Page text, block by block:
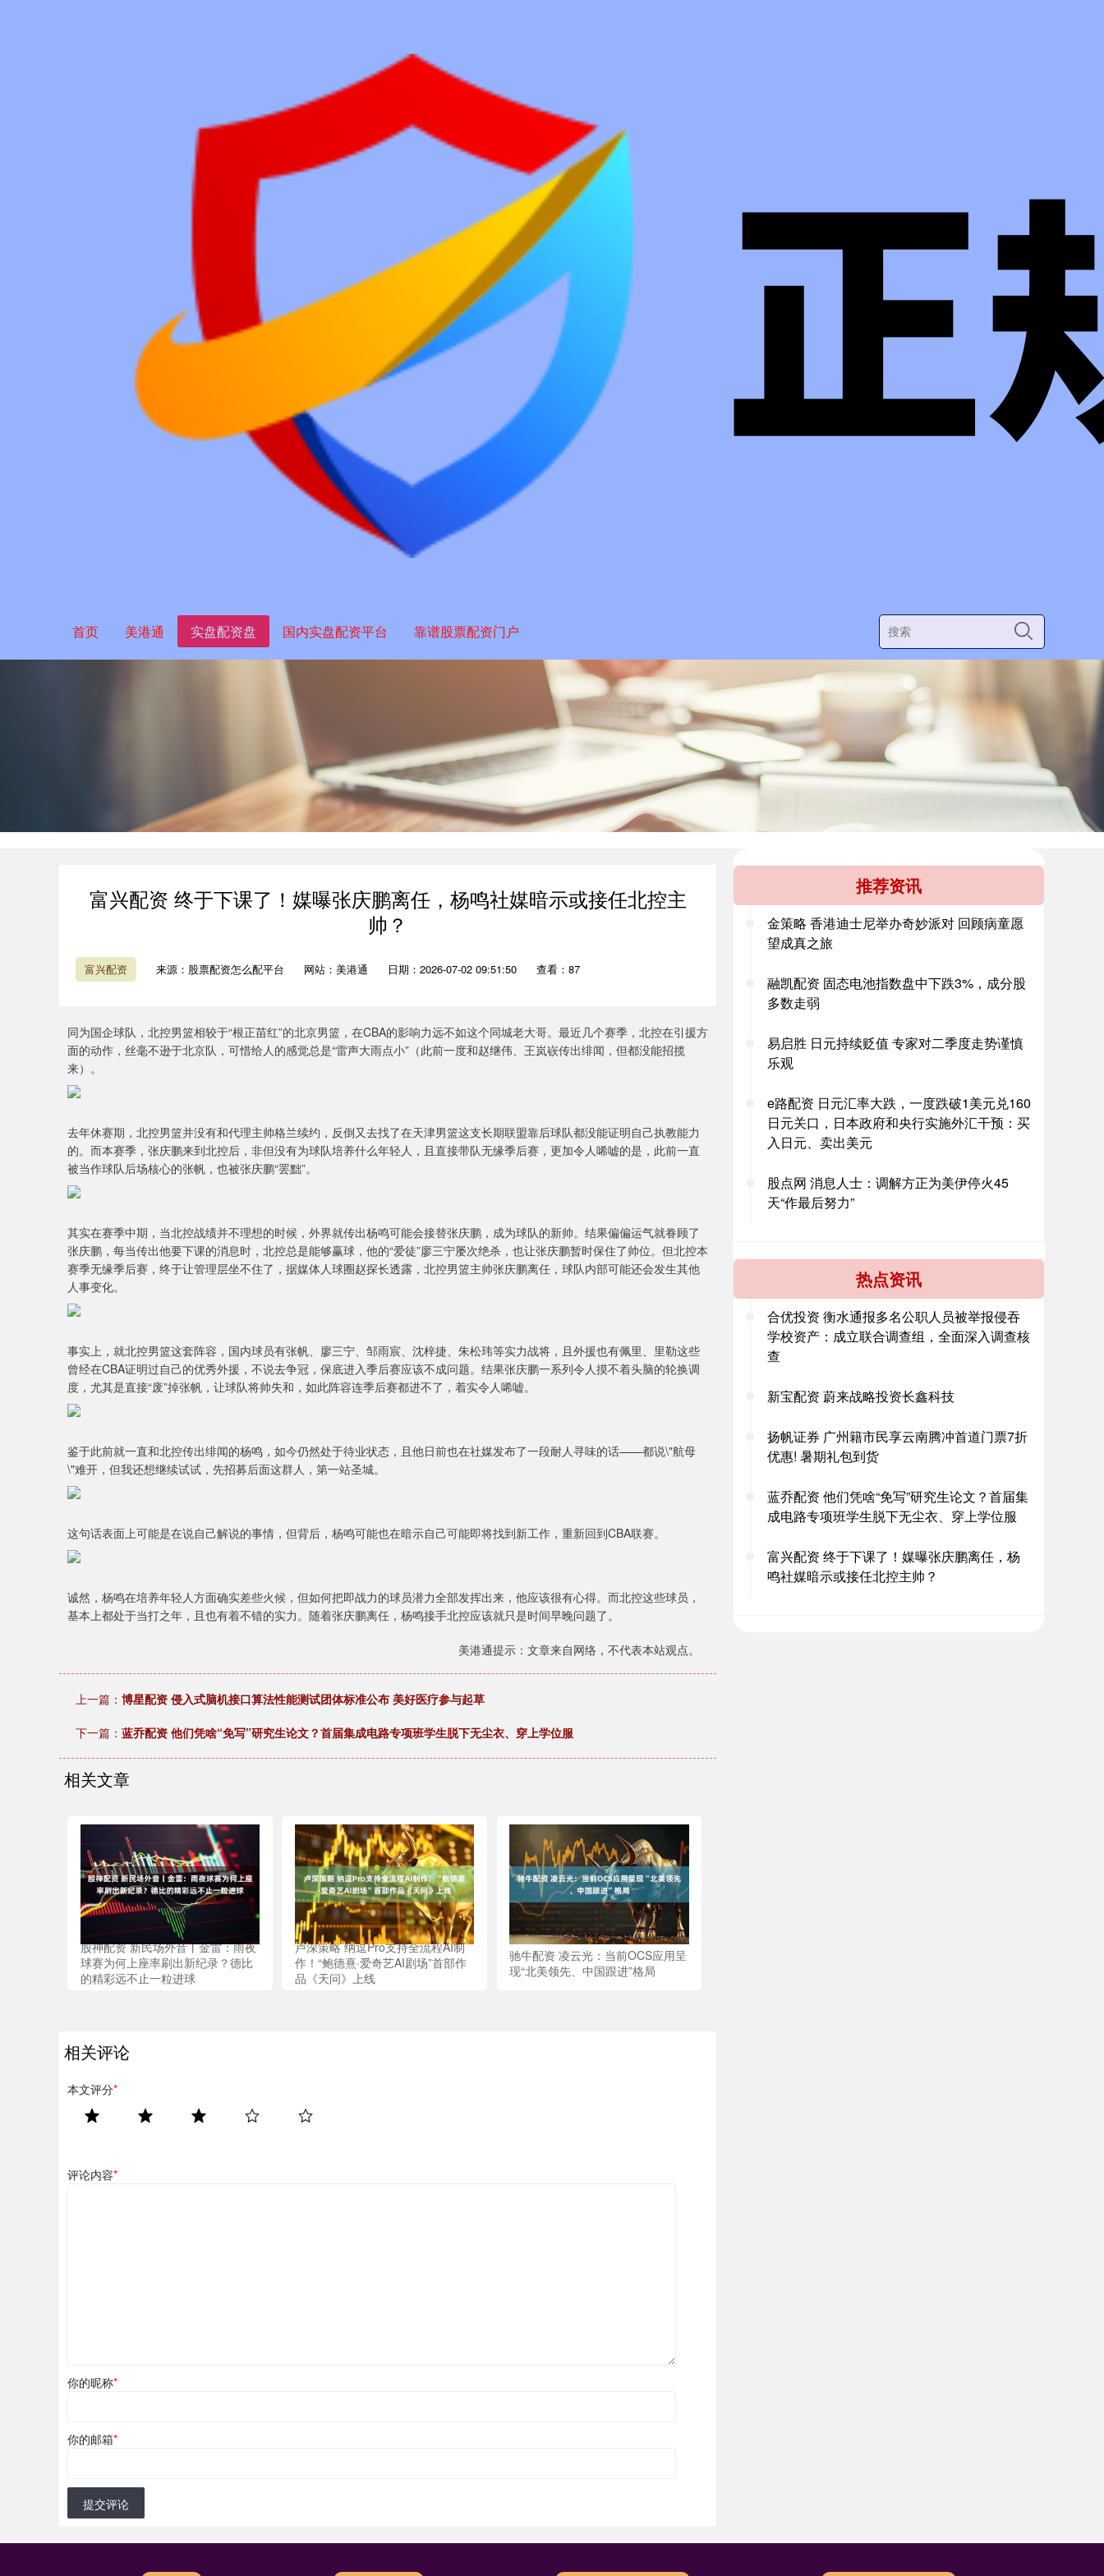
首页 美港通 实盘配资盘 国内实盘配资平台 靠谱股票配资门户
富兴配资 终于下课了！媒曝张庆鹏离任，杨鸣社媒暗示或接任北控主
帅？
富兴配资 来源：股票配资怎么配平台 网站：美港通 日期：2026-07-02 09:51:50 查看：87
同为国企球队，北控男篮相较于“根正苗红”的北京男篮，在CBA的影响力远不如这个同城老大哥。最近几个赛季，北控在引援方
面的动作，丝毫不逊于北京队，可惜给人的感觉总是“雷声大雨点小”（此前一度和赵继伟、王岚嵚传出绯闻，但都没能招揽
来）。
去年休赛期，北控男篮并没有和代理主帅格兰续约，反倒又去找了在天津男篮这支长期联盟靠后球队都没能证明自己执教能力
的。而本赛季，张庆鹏来到北控后，非但没有为球队培养什么年轻人，且直接带队无缘季后赛，更加令人唏嘘的是，此前一直
被当作球队后场核心的张帆，也被张庆鹏“罢黜”。
其实在赛季中期，当北控战绩并不理想的时候，外界就传出杨鸣可能会接替张庆鹏，成为球队的新帅。结果偏偏运气就眷顾了
张庆鹏，每当传出他要下课的消息时，北控总是能够赢球，他的“爱徒”廖三宁屡次绝杀，也让张庆鹏暂时保住了帅位。但北控本
赛季无缘季后赛，终于让管理层坐不住了，据媒体人球圈赵探长透露，北控男篮主帅张庆鹏离任，球队内部可能还会发生其他
人事变化。
事实上，就北控男篮这套阵容，国内球员有张帆、廖三宁、邹雨宸、沈梓捷、朱松玮等实力战将，且外援也有佩里、里勒这些
曾经在CBA证明过自己的优秀外援，不说去争冠，保底进入季后赛应该不成问题。结果张庆鹏一系列令人摸不着头脑的轮换调
度，尤其是直接“废”掉张帆，让球队将帅失和，如此阵容连季后赛都进不了，着实令人唏嘘。
鉴于此前就一直和北控传出绯闻的杨鸣，如今仍然处于待业状态，且他日前也在社媒发布了一段耐人寻味的话——都说\"航母
\"难开，但我还想继续试试，先招募后面这群人，第一站圣城。
这句话表面上可能是在说自己解说的事情，但背后，杨鸣可能也在暗示自己可能即将找到新工作，重新回到CBA联赛。
诚然，杨鸣在培养年轻人方面确实差些火候，但如何把即战力的球员潜力全部发挥出来，他应该很有心得。而北控这些球员，
基本上都处于当打之年，且也有着不错的实力。随着张庆鹏离任，杨鸣接手北控应该就只是时间早晚问题了。
美港通提示：文章来自网络，不代表本站观点。
上一篇： 博星配资 侵入式脑机接口算法性能测试团体标准公布 美好医疗参与起草
下一篇： 蓝乔配资 他们凭啥“免写”研究生论文？首届集成电路专项班学生脱下无尘衣、穿上学位服
相关文章
股神配资 新民场外音丨金雷：雨夜
球赛为何上座率刷出新纪录？德比
的精彩远不止一粒进球
卢深策略 纳逗Pro支持全流程AI制
作！“鲍德熹·爱奇艺AI剧场”首部作
品《天问》上线
驰牛配资 凌云光：当前OCS应用呈
现“北美领先、中国跟进”格局
相关评论
本文评分*
评论内容*
你的昵称*
你的邮箱*
提交评论
推荐资讯
金策略 香港迪士尼举办奇妙派对 回顾病童愿
望成真之旅
融凯配资 固态电池指数盘中下跌3%，成分股
多数走弱
易启胜 日元持续贬值 专家对二季度走势谨慎
乐观
e路配资 日元汇率大跌，一度跌破1美元兑160
日元关口，日本政府和央行实施外汇干预：买
入日元、卖出美元
股点网 消息人士：调解方正为美伊停火45
天“作最后努力”
热点资讯
合优投资 衡水通报多名公职人员被举报侵吞
学校资产：成立联合调查组，全面深入调查核
查
新宝配资 蔚来战略投资长鑫科技
扬帆证券 广州籍市民享云南腾冲首道门票7折
优惠! 暑期礼包到货
蓝乔配资 他们凭啥“免写”研究生论文？首届集
成电路专项班学生脱下无尘衣、穿上学位服
富兴配资 终于下课了！媒曝张庆鹏离任，杨
鸣社媒暗示或接任北控主帅？